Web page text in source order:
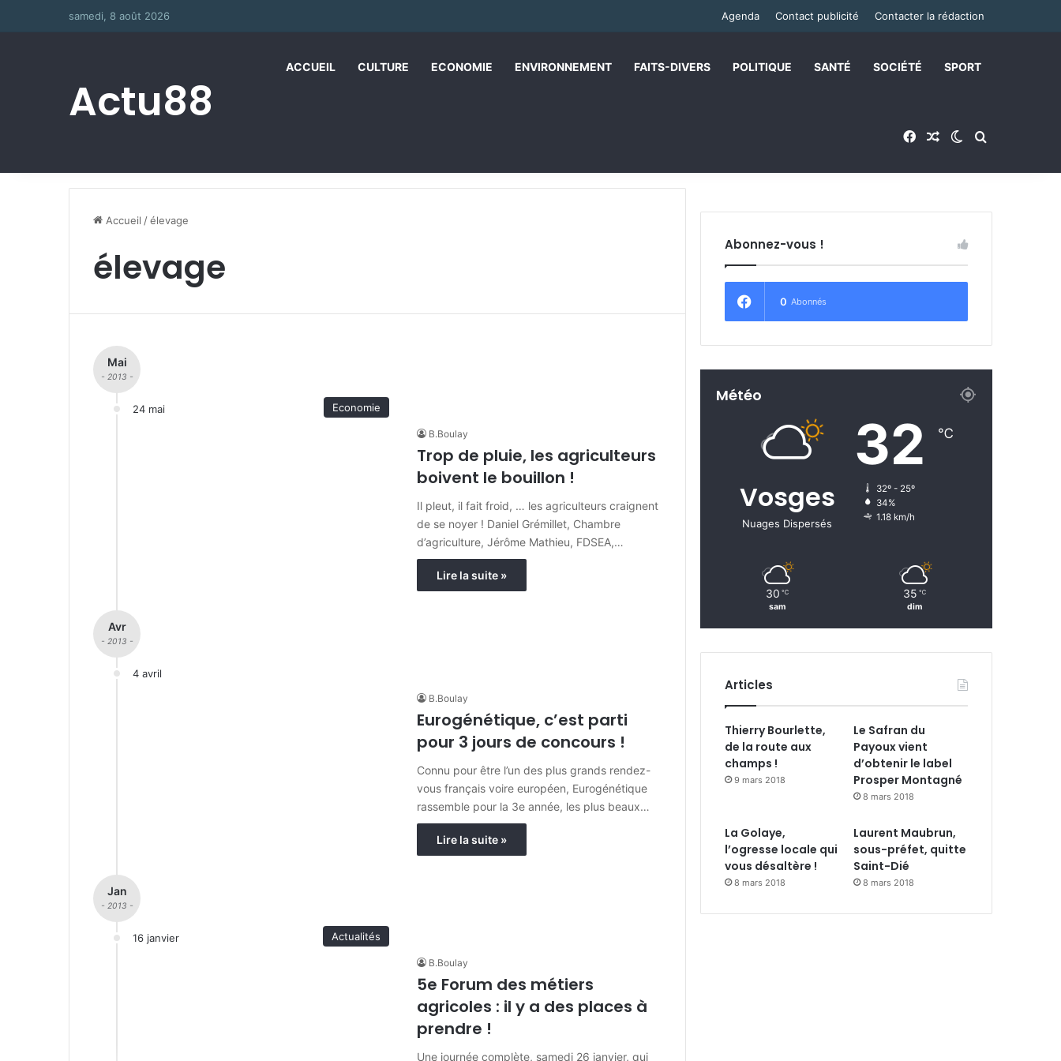
samedi, 8 août 2026 Agenda Contact publicité Contacter la rédaction
Actu88
ACCUEIL CULTURE ECONOMIE ENVIRONNEMENT FAITS-DIVERS POLITIQUE SANTÉ SOCIÉTÉ SPORT
FacebookArticle Aléatoire
Switch skin
Accueil /élevage
élevage
Mai
- 2013 -
24 mai Economie
B.Boulay
Trop de pluie, les agriculteurs
boivent le bouillon !
Il pleut, il fait froid, … les agriculteurs craignent
de se noyer ! Daniel Grémillet, Chambre
d’agriculture, Jérôme Mathieu, FDSEA,…
Lire la suite »
Avr
- 2013 -
4 avril
B.Boulay
Eurogénétique, c’est parti
pour 3 jours de concours !
Connu pour être l’un des plus grands rendez-
vous français voire européen, Eurogénétique
rassemble pour la 3e année, les plus beaux…
Lire la suite »
Jan
- 2013 -
16 janvier Actualités
B.Boulay
5e Forum des métiers
agricoles : il y a des places à
prendre !
Une journée complète, samedi 26 janvier, qui
Abonnez-vous !
0 Abonnés
Météo
Vosges
Nuages Dispersés
32 ℃
32º - 25º
34%
1.18 km/h
30 ℃
sam
35 ℃
dim
Articles
Thierry Bourlette,
de la route aux
champs !
9 mars 2018
Le Safran du
Payoux vient
d’obtenir le label
Prosper Montagné
8 mars 2018
La Golaye,
l’ogresse locale qui
vous désaltère !
8 mars 2018
Laurent Maubrun,
sous-préfet, quitte
Saint-Dié
8 mars 2018